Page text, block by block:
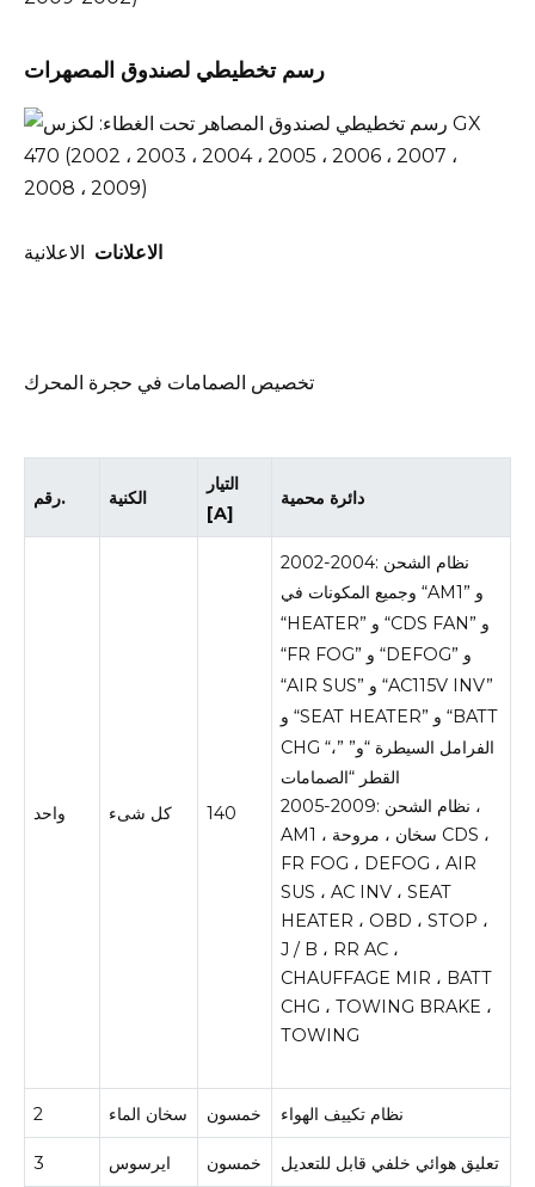
رسم تخطيطي لصندوق المصهرات
الاعلانات الاعلانية
تخصيص الصمامات في حجرة المحرك
رقم. الكنية
التيار
[A]
دائرة محمية
واحد كل شىء 140
2002-2004: نظام الشحن
وجميع المكونات في “AM1” و
“HEATER” و “CDS FAN” و
“FR FOG” و “DEFOG” و
“AIR SUS” و “AC115V INV”
و “SEAT HEATER” و “BATT
CHG “،” الفرامل السيطرة “و”
القطر “الصمامات
2005-2009: نظام الشحن ،
AM1 ، سخان ، مروحة CDS ،
FR FOG ، DEFOG ، AIR
SUS ، AC INV ، SEAT
HEATER ، OBD ، STOP ،
J / B ، RR AC ،
CHAUFFAGE MIR ، BATT
CHG ، TOWING BRAKE ،
TOWING
2 سخان الماء خمسون نظام تكييف الهواء
3 ايرسوس خمسون تعليق هوائي خلفي قابل للتعديل